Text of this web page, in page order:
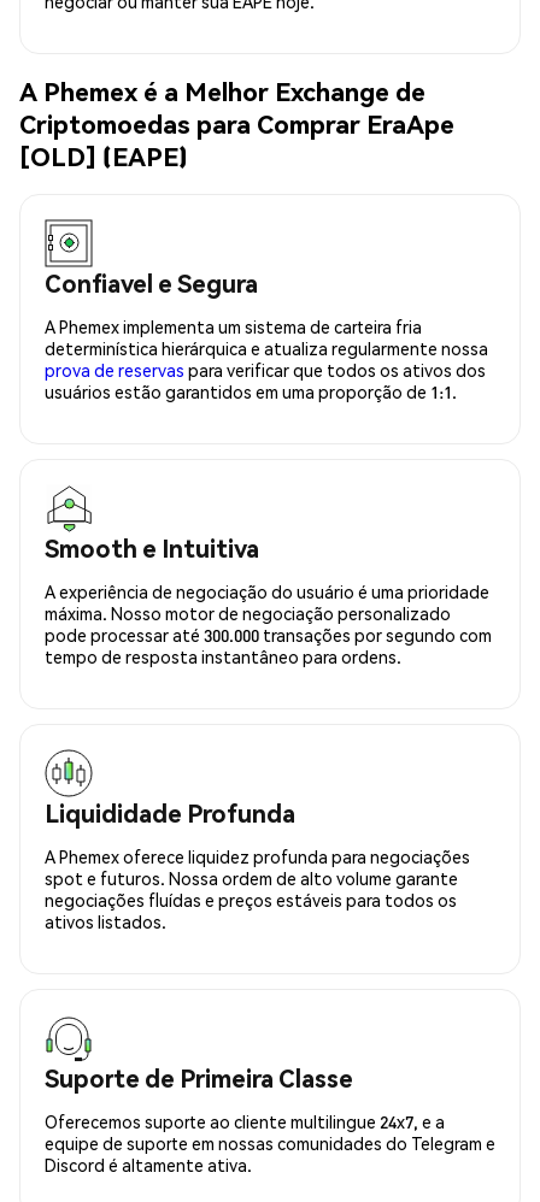
A Phemex é a Melhor Exchange de
Criptomoedas para Comprar EraApe
[OLD] (EAPE)
Confiavel e Segura
A Phemex implementa um sistema de carteira fria
determinística hierárquica e atualiza regularmente nossa
prova de reservas para verificar que todos os ativos dos
usuários estão garantidos em uma proporção de 1:1.
Smooth e Intuitiva
A experiência de negociação do usuário é uma prioridade
máxima. Nosso motor de negociação personalizado
pode processar até 300.000 transações por segundo com
tempo de resposta instantâneo para ordens.
Liquididade Profunda
A Phemex oferece liquidez profunda para negociações
spot e futuros. Nossa ordem de alto volume garante
negociações fluídas e preços estáveis para todos os
ativos listados.
Suporte de Primeira Classe
Oferecemos suporte ao cliente multilingue 24x7, e a
equipe de suporte em nossas comunidades do Telegram e
Discord é altamente ativa.